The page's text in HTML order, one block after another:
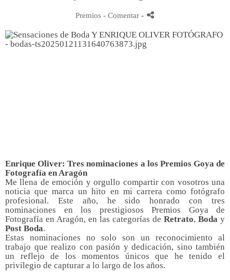
Premios - Comentar -
Enrique Oliver: Tres nominaciones a los Premios Goya de
Fotografía en Aragón
Me llena de emoción y orgullo compartir con vosotros una
noticia que marca un hito en mi carrera como fotógrafo
profesional. Este año, he sido honrado con tres
nominaciones en los prestigiosos Premios Goya de
Fotografía en Aragón, en las categorías de Retrato, Boda y
Post Boda.
Estas nominaciones no solo son un reconocimiento al
trabajo que realizo con pasión y dedicación, sino también
un reflejo de los momentos únicos que he tenido el
privilegio de capturar a lo largo de los años.